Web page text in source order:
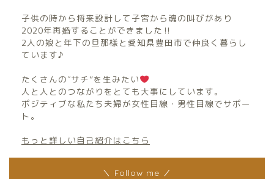
子供の時から将来設計して子宮から魂の叫びがあり
2020年再婚することができました‼︎
2人の娘と年下の旦那様と愛知県豊田市で仲良く暮らし
ています♪
たくさんの″サチ”を生みたい
人と人とのつながりをとても大事にしています。
ポジティブな私たち夫婦が女性目線・男性目線でサポー
ト。
もっと詳しい自己紹介はこちら
＼ Follow me ／